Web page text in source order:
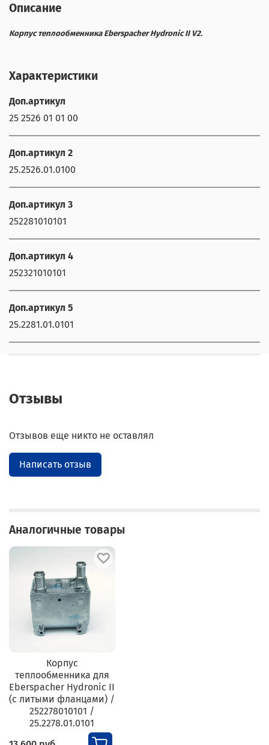
Описание
Корпус теплообменника Eberspacher Hydronic II V2.
Характеристики
Доп.артикул
25 2526 01 01 00
Доп.артикул 2
25.2526.01.0100
Доп.артикул 3
252281010101
Доп.артикул 4
252321010101
Доп.артикул 5
25.2281.01.0101
Отзывы
Отзывов еще никто не оставлял
Написать отзыв
Аналогичные товары
Корпус
теплообменника для
Eberspacher Hydronic II
(c литыми фланцами) /
252278010101 /
25.2278.01.0101